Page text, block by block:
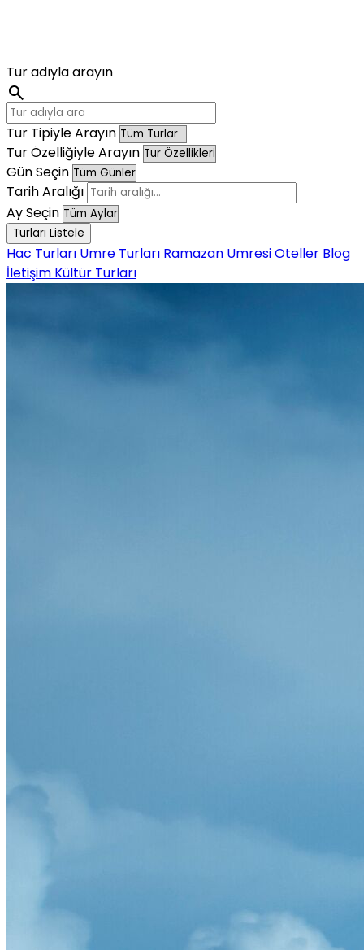
Tur adıyla arayın
search
Tur Tipiyle Arayın
Tur Özelliğiyle Arayın
Gün Seçin
Tarih Aralığı
Ay Seçin
Turları Listele
Hac Turları Umre Turları Ramazan UmresiOteller Blog
İletişim Kültür Turları